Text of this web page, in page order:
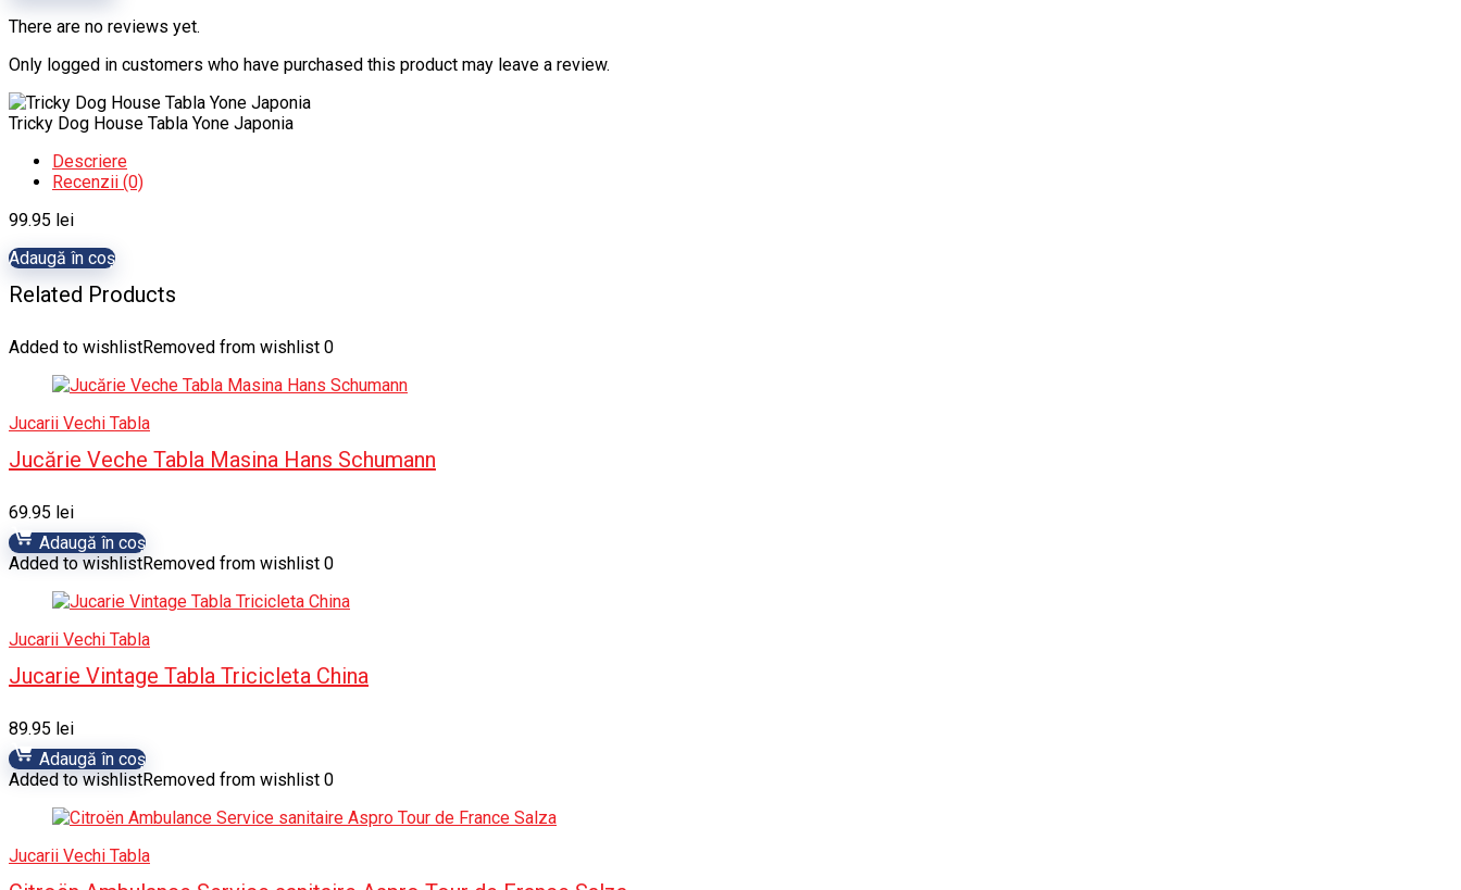
There are no reviews yet.
Only logged in customers who have purchased this product may leave a review.
Tricky Dog House Tabla Yone Japonia
Descriere
Recenzii (0)
99.95 lei
Adaugă în coș
Related Products
Added to wishlistRemoved from wishlist 0
Jucarii Vechi Tabla
Jucărie Veche Tabla Masina Hans Schumann
69.95 lei
Adaugă în coș
Added to wishlistRemoved from wishlist 0
Jucarii Vechi Tabla
Jucarie Vintage Tabla Tricicleta China
89.95 lei
Adaugă în coș
Added to wishlistRemoved from wishlist 0
Jucarii Vechi Tabla